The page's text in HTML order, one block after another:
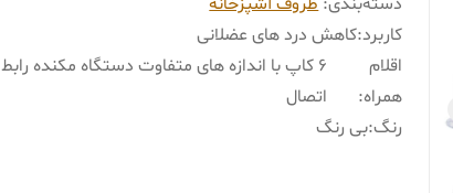
کاربرد:کاهش درد های عضلانی
اقلام
همراه:
6 کاپ با اندازه های متفاوت دستگاه مکنده رابط
اتصال
رنگ:بی رنگ